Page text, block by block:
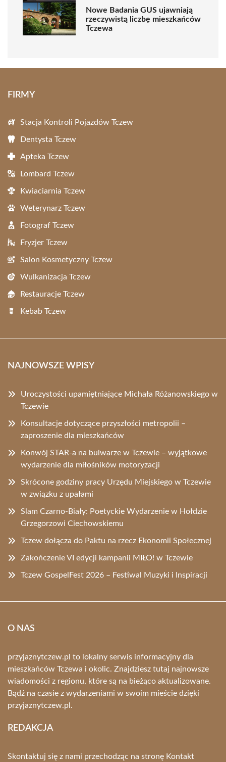
Nowe Badania GUS ujawniają
rzeczywistą liczbę mieszkańców
Tczewa
FIRMY
Stacja Kontroli Pojazdów Tczew
Dentysta Tczew
Apteka Tczew
Lombard Tczew
Kwiaciarnia Tczew
Weterynarz Tczew
Fotograf Tczew
Fryzjer Tczew
Salon Kosmetyczny Tczew
Wulkanizacja Tczew
Restauracje Tczew
Kebab Tczew
NAJNOWSZE WPISY
Uroczystości upamiętniające Michała Różanowskiego w
Tczewie
Konsultacje dotyczące przyszłości metropolii –
zaproszenie dla mieszkańców
Konwój STAR-a na bulwarze w Tczewie – wyjątkowe
wydarzenie dla miłośników motoryzacji
Skrócone godziny pracy Urzędu Miejskiego w Tczewie
w związku z upałami
Slam Czarno-Biały: Poetyckie Wydarzenie w Hołdzie
Grzegorzowi Ciechowskiemu
Tczew dołącza do Paktu na rzecz Ekonomii Społecznej
Zakończenie VI edycji kampanii MIŁO! w Tczewie
Tczew GospelFest 2026 – Festiwal Muzyki i Inspiracji
O NAS
przyjaznytczew.pl to lokalny serwis informacyjny dla
mieszkańców Tczewa i okolic. Znajdziesz tutaj najnowsze
wiadomości z regionu, które są na bieżąco aktualizowane.
Bądź na czasie z wydarzeniami w swoim mieście dzięki
przyjaznytczew.pl.
REDAKCJA
Skontaktuj się z nami przechodząc na stronę Kontakt